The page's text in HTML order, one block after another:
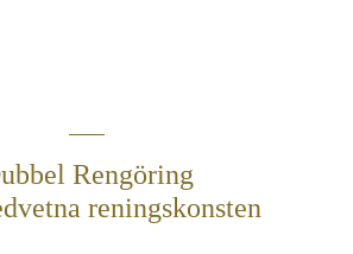
Rengöring
reningskonsten